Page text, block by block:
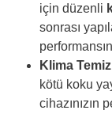
için düzenli
sonrası
Klima
kötü koku
cihazınızın